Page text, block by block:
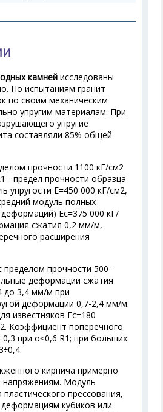
камней исследованы
По испытаниям гранит
по своим механическим
упругим материалам. При
упругие
составляли 85% общей
прочности 1100 кГ/см2
1 - предел прочности образца
упругости E=450 000 кГ/см2,
модуль полных
Еc=375 000 кГ/
сжатия 0,2 мм/м,
расширения
пределом прочности 500-
деформации сжатия
до 3,4 мм/м при
деформации 0,7-2,4 мм/м.
известняков Ec=180
2. Коэффициент поперечного
при σ≤0,6 R1; при больших
кирпича примерно
напряжениям. Модуль
пластического прессования,
кубиков или